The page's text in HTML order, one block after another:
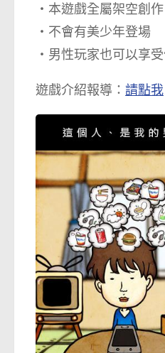
・本遊戲全屬架空創
・不會有美少年登場
・男性玩家也可以享
遊戲介紹報導： 請點我